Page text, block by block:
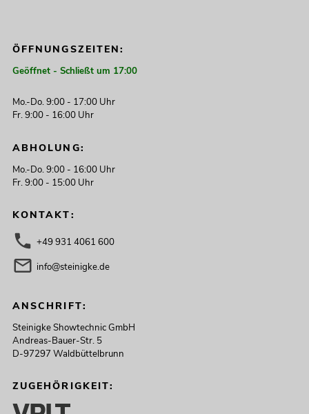
ÖFFNUNGSZEITEN:
Geöffnet - Schließt um 17:00
Mo.-Do. 9:00 - 17:00 Uhr
Fr. 9:00 - 16:00 Uhr
ABHOLUNG:
Mo.-Do. 9:00 - 16:00 Uhr
Fr. 9:00 - 15:00 Uhr
KONTAKT:
+49 931 4061 600
info@steinigke.de
ANSCHRIFT:
Steinigke Showtechnic GmbH
Andreas-Bauer-Str. 5
D-97297 Waldbüttelbrunn
ZUGEHÖRIGKEIT: